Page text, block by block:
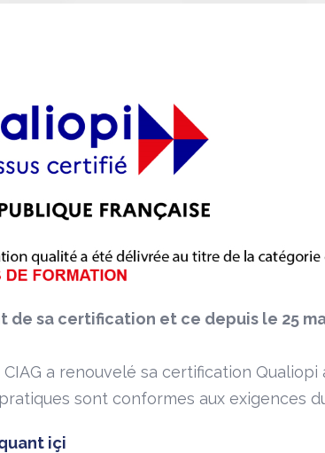
sa certification et ce depuis le 25 mars
a renouvelé sa certification Qualiopi
sont conformes aux exigences
içi